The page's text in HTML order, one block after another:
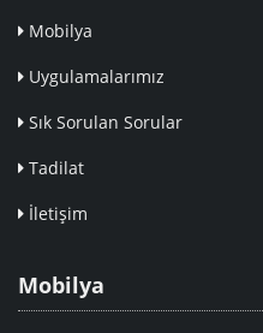
Mobilya
Uygulamalarımız
Sık Sorulan Sorular
Tadilat
İletişim
Mobilya